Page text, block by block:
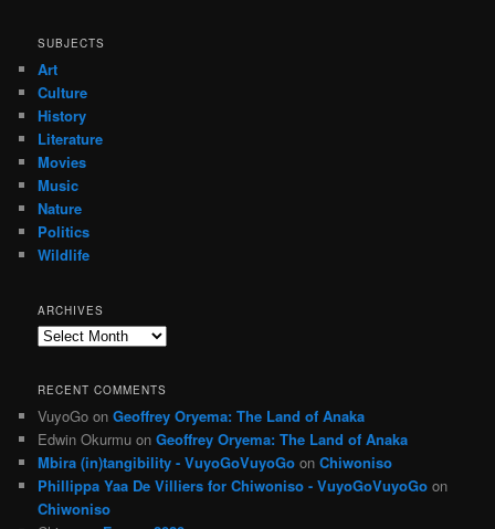
SUBJECTS
Art
Culture
History
Literature
Movies
Music
Nature
Politics
Wildlife
ARCHIVES
Archives
RECENT COMMENTS
VuyoGo onGeoffrey Oryema: The Land of Anaka
Edwin Okurmu onGeoffrey Oryema: The Land of Anaka
Mbira (in)tangibility - VuyoGoVuyoGo onChiwoniso
Phillippa Yaa De Villiers for Chiwoniso - VuyoGoVuyoGo on
Chiwoniso